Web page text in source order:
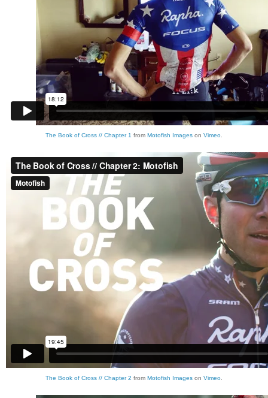
The Book of Cross // Chapter 1 from Motofish Images on Vimeo
The Book of Cross // Chapter 2 from Motofish Images on Vimeo